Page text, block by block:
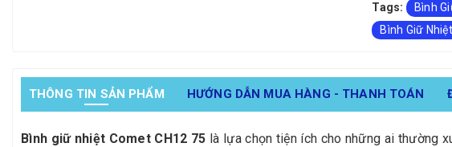
Tags: Bình
Bình Giữ
THÔNG TIN SẢN PHẨM HƯỚNG DẪN MUA HÀNG - THANH TOÁN
Bình giữ nhiệt Comet CH12 75 là lựa chọn tiện ích cho những ai thường